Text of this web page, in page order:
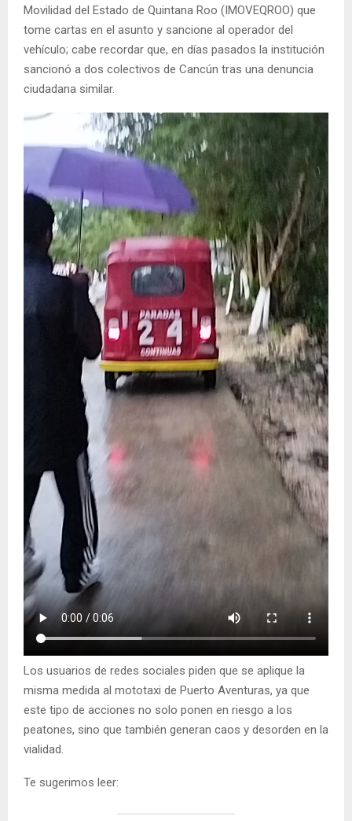
Movilidad del Estado de Quintana Roo (IMOVEQROO) que
tome cartas en el asunto y sancione al operador del
vehículo; cabe recordar que, en días pasados la institución
sancionó a dos colectivos de Cancún tras una denuncia
ciudadana similar.
Los usuarios de redes sociales piden que se aplique la
misma medida al mototaxi de Puerto Aventuras, ya que
este tipo de acciones no solo ponen en riesgo a los
peatones, sino que también generan caos y desorden en la
vialidad.
Te sugerimos leer: